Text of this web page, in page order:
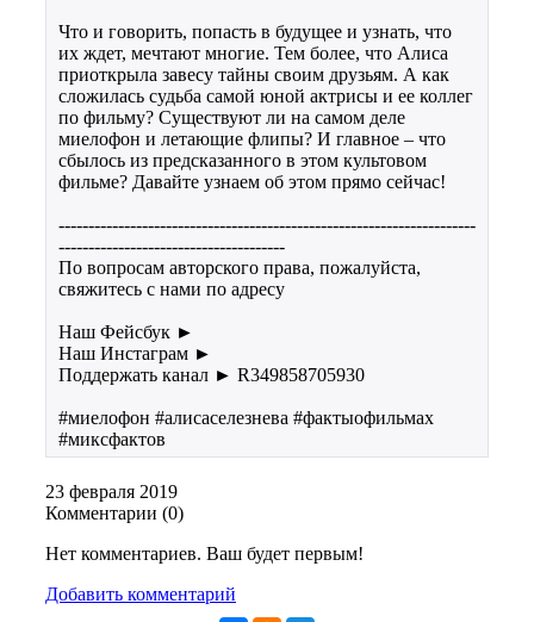
Что и говорить, попасть в будущее и узнать, что
их ждет, мечтают многие. Тем более, что Алиса
приоткрыла завесу тайны своим друзьям. А как
сложилась судьба самой юной актрисы и ее коллег
по фильму? Существуют ли на самом деле
миелофон и летающие флипы? И главное – что
сбылось из предсказанного в этом культовом
фильме? Давайте узнаем об этом прямо сейчас!
----------------------------------------------------------------------
--------------------------------------
По вопросам авторского права, пожалуйста,
свяжитесь с нами по адресу
Наш Фейсбук ►
Наш Инстаграм ►
Поддержать канал ► R349858705930
#миелофон #алисаселезнева #фактыофильмах
#миксфактов
23 февраля 2019
Комментарии (0)
Нет комментариев. Ваш будет первым!
Добавить комментарий